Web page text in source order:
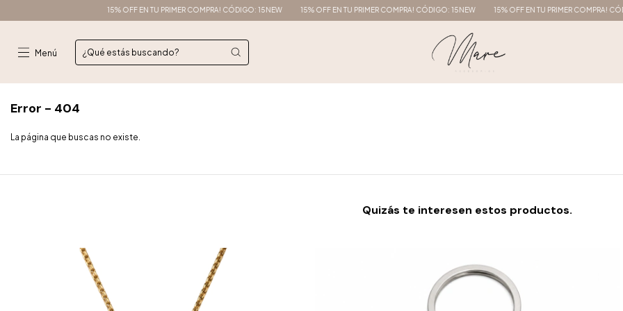
15% OFF EN TU PRIMER COMPRA! CÓDIGO: 15NEW 15% OFF EN TU PRIMER COMPRA! CÓDIGO: 15NEW 15% OFF EN TU PRIMER COMPRA! CÓDIGO:
Menú
Error - 404
La página que buscas no existe.
Quizás te interesen estos productos.